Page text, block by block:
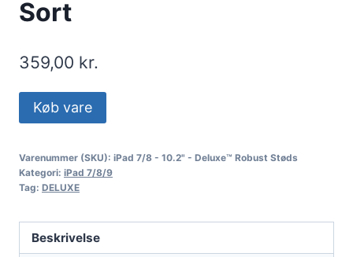
Sort
359,00 kr.
Køb vare
Varenummer (SKU): iPad 7/8 - 10.2" - Deluxe™ Robust Støds
Kategori: iPad 7/8/9
Tag: DELUXE
Beskrivelse